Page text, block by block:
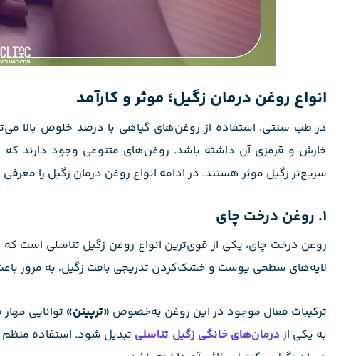
انواع روغن درمان زگیل؛ موثر و کارآمد
در طب سنتی، استفاده از روغن‌های گیاهی با درصد خلوص بالا
خارش و قرمزی آن داشته باشد. روغن‌های متنوعی وجود دارند
سریع‌تر زگیل موثر هستند. در ادامه انواع روغن درمان زگیل را
1. روغن درخت چای
روغن درخت چای، یکی از قوی‌ترین انواع روغن زگیل تناسلی است
لایه‌های سطحی پوست و خشک‌کردن تدریجی بافت زگیل، به مرور
ترکیبات فعال موجود در این روغن به‌خصوص «ترپینن»
به یکی ازدرمان‌های خانگی زگیل تناسلی تبدیل شود. استفاده منظم